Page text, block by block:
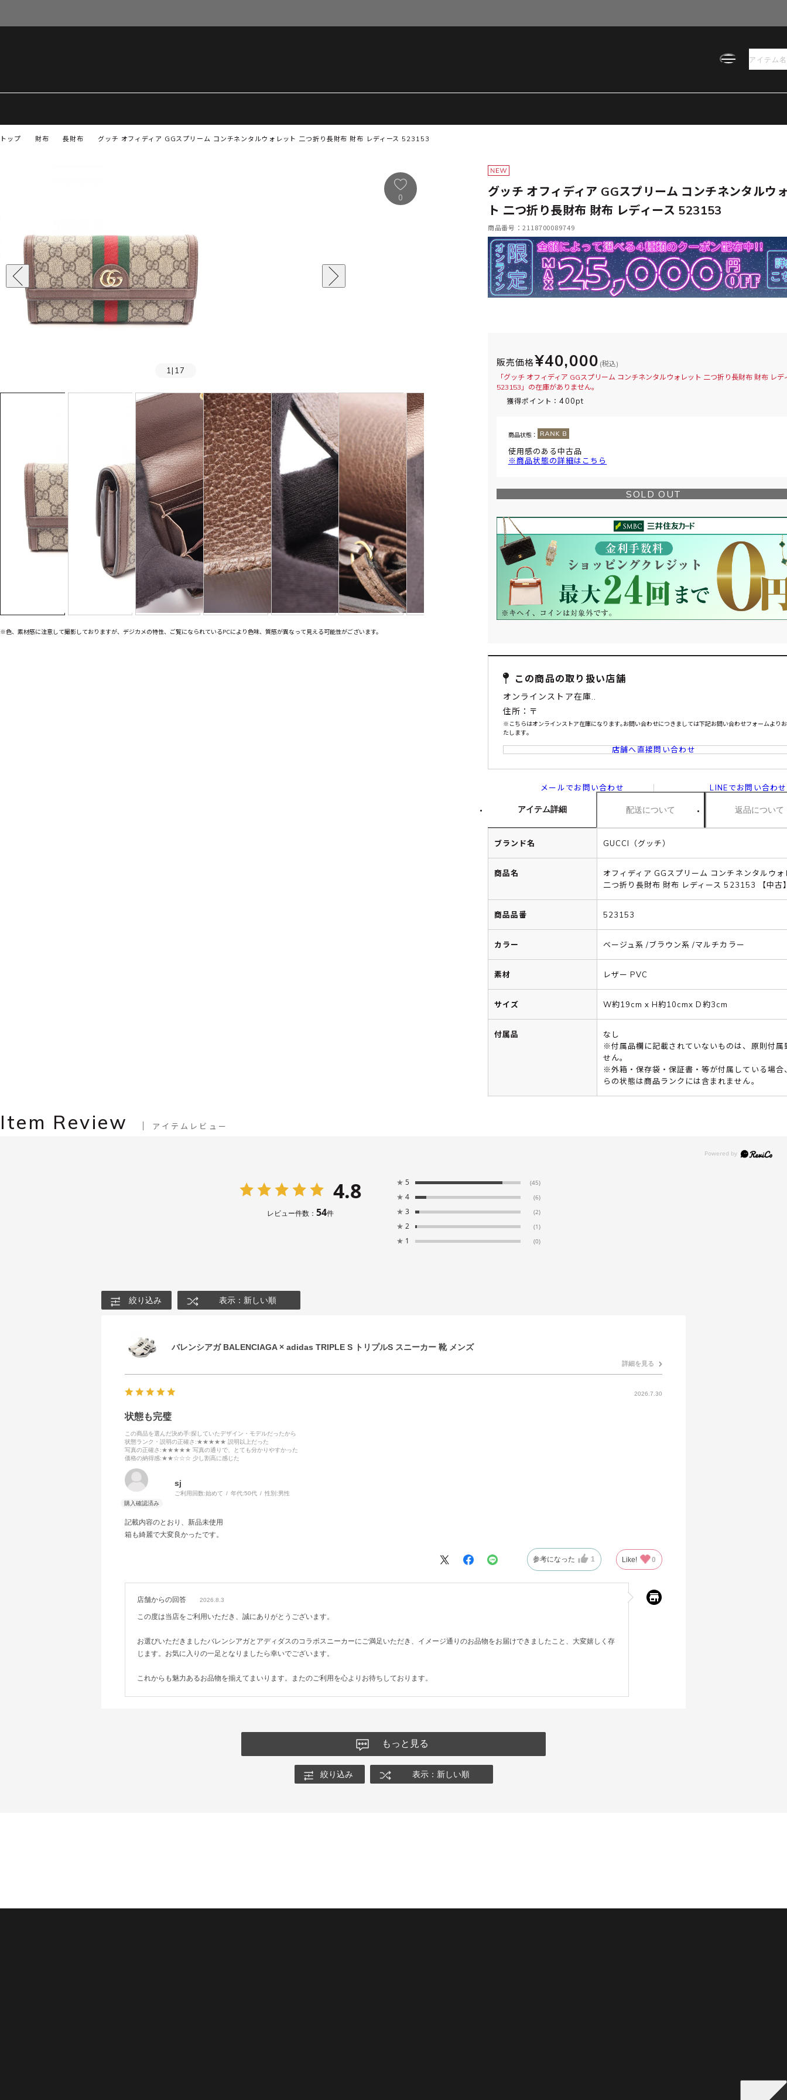
トップ グッチ オフィディア GGスプリーム コンチネンタルウォレット 二つ折り長財布 財布 レディース 523153
財布 長財布
SOLD OUT
1| 17
0
※色、素材感に注意して撮影しておりますが、デジカメの特性、ご覧になられているPCにより色味、質感が異なって見える可能性がございます。
グッチ オフィディア GGスプリーム コンチネンタルウ
ト 二つ折り長財布 財布 レディース 523153
商品番号：2118700089749
販売価格¥40,000 (税込)
「グッチ オフィディア GGスプリーム コンチネンタルウォレット 二つ折り長財布 財布 レデ
523153」の在庫がありません。
獲得ポイント：400pt
商品状態：
使用感のある中古品
※商品状態の詳細はこちら
SOLD OUT
この商品の取り扱い店舗
オンラインストア在庫..
住所：〒
※こちらはオンラインストア在庫になります｡お問い合わせにつきましては下記お問い合わせフォームより
たします｡
店舗へ直接問い合わせ
メールでお問い合わせ LINEでお問い合わせ
アイテム詳細 配送について 返品について
ブランド名 GUCCI（グッチ）
商品名
オフィディア GGスプリーム コンチネンタルウォ
二つ折り長財布 財布 レディース 523153 【中古
商品品番 523153
カラー ベージュ系 /ブラウン系 /マルチカラー
素材 レザー PVC
サイズ W約19cm x H約10cmx D約3cm
付属品
なし
※付属品欄に記載されていないものは、原則付属
せん。
※外箱・保存袋・保証書・等が付属している場合
らの状態は商品ランクには含まれません。
Item Review アイテムレビュー
4.8
レビュー件数： 54件
★ 5 (45)
★ 4 (6)
★ 3 (2)
★ 2 (1)
★ 1 (0)
絞り込み 表示：新しい順
バレンシアガ BALENCIAGA × adidas TRIPLE S トリプルS スニーカー 靴 メンズ
詳細を見る
2026.7.30
状態も完璧
この商品を選んだ決め手:探していたデザイン・モデルだったから
状態ランク・説明の正確さ :★★★★★ 説明以上だった
写真の正確さ :★★★★★ 写真の通りで、とても分かりやすかった
価格の納得感:★★☆☆☆ 少し割高に感じた
sj
ご利用回数:始めて 年代:50代 性別:男性
記載内容のとおり、新品未使用
箱も綺麗で大変良かったです。
参考になった 1 Like! 0
店舗からの回答 2026.8.3
この度は当店をご利用いただき、誠にありがとうございます。
お選びいただきましたバレンシアガとアディダスのコラボスニーカーにご満足いただき、イメージ通りのお品物をお届けできましたこと、大変嬉しく存
じます。お気に入りの一足となりましたら幸いでございます。
これからも魅力あるお品物を揃えてまいります。またのご利用を心よりお待ちしております。
もっと見る
絞り込み 表示：新しい順